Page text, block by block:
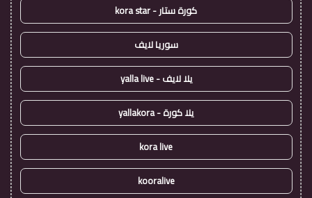
كورة ستار - kora star
سوريا لايف
يلا لايف - yalla live
يلا كورة - yallakora
kora live
kooralive